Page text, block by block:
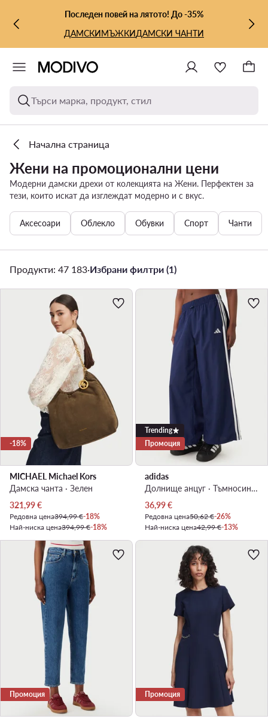
КЪМ ОСНОВНОТО СЪДЪРЖАНИЕ
КЪМ ТЪРСЕНЕПоследен повей на лятото! До -35%
ДАМСКИМЪЖКИДАМСКИ ЧАНТИ
Търси марка, продукт, стил
Начална страница
Жени на промоционални цени
Модерни дамски дрехи от колекцията на Жени. Перфектен за
тези, които искат да изглеждат модерно и с вкус.
Аксесоари Облекло Обувки Спорт Чанти
Продукти: 47 183·Избрани филтри (1)
-18%
MICHAEL Michael Kors
Дамска чанта · Зелен
Актуална цена
321,99€
Редовна цена394,99 €-18%
Най-ниска цена394,99 €-18%
Trending
Промоция
adidas
Долнище анцуг · Тъмносин · Relaxed Fit
Актуална цена
36,99€
Редовна цена50,62 €-26%
Най-ниска цена42,99 €-13%
Промоция Промоция